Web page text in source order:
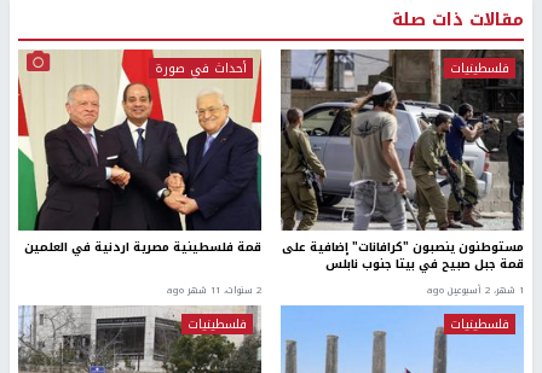
مقالات ذات صلة
فلسطينيات
مستوطنون ينصبون "كرافانات" إضافية على
قمة جبل صبيح في بيتا جنوب نابلس
1 شهر، 2 أسبوعين ago
أحداث في صورة
قمة فلسطينية مصرية اردنية في العلمين
2 سنوات، 11 شهر ago
فلسطينيات فلسطينيات